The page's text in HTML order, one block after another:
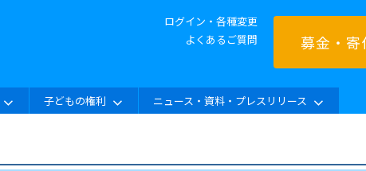
ログイン・各種変更
よくあるご質問
募金・寄
子どもの権利 ニュース・資料・プレスリリース